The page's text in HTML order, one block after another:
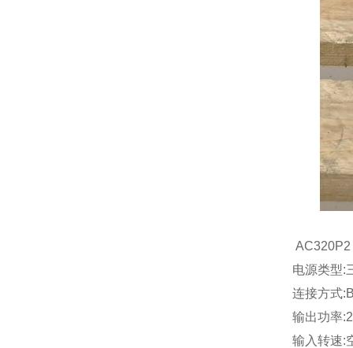
电源类型:
连接方式
输出功率
输入转速: